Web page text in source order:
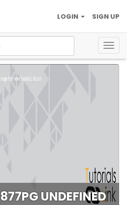
SIGN UP
LOGIN
877PG UNDEFINED